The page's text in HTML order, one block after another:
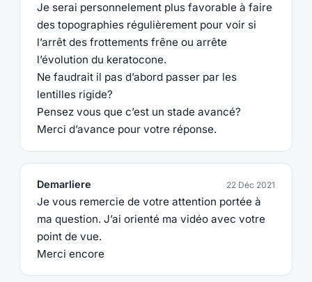
Je serai personnelement plus favorable à faire
des topographies régulièrement pour voir si
l’arrêt des frottements frêne ou arrête
l’évolution du keratocone.
Ne faudrait il pas d’abord passer par les
lentilles rigide?
Pensez vous que c’est un stade avancé?
Merci d’avance pour votre réponse.
Demarliere 22 Déc 2021
Je vous remercie de votre attention portée à
ma question. J’ai orienté ma vidéo avec votre
point de vue.
Merci encore